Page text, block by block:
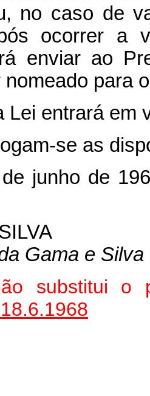
no caso de
ocorrer a
enviar ao
nomeado para
Lei entrará em
se as
junho de
Gama e Silva
substitui o